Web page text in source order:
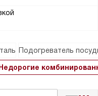
Подогреватель
Недорогие